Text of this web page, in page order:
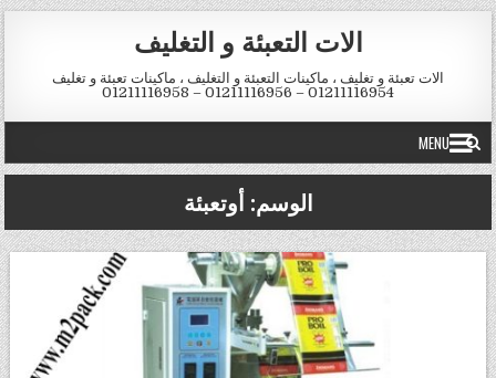
Skip to content
الات التعبئة و التغليف
الات تعبئة و تغليف ، ماكينات التعبئة و التغليف ، ماكينات تعبئة و تغليف
01211116954 – 01211116956 – 01211116958
MENU
الوسم:أوتعبئة